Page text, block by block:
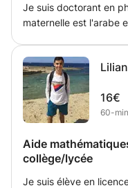
Je suis doctorant en
maternelle est l'arabe
d'arabe et d'anglais et
je parle avec mon
fais beaucoup
Lilian
16€
60-
Aide
collège/lycée
Je suis élève en